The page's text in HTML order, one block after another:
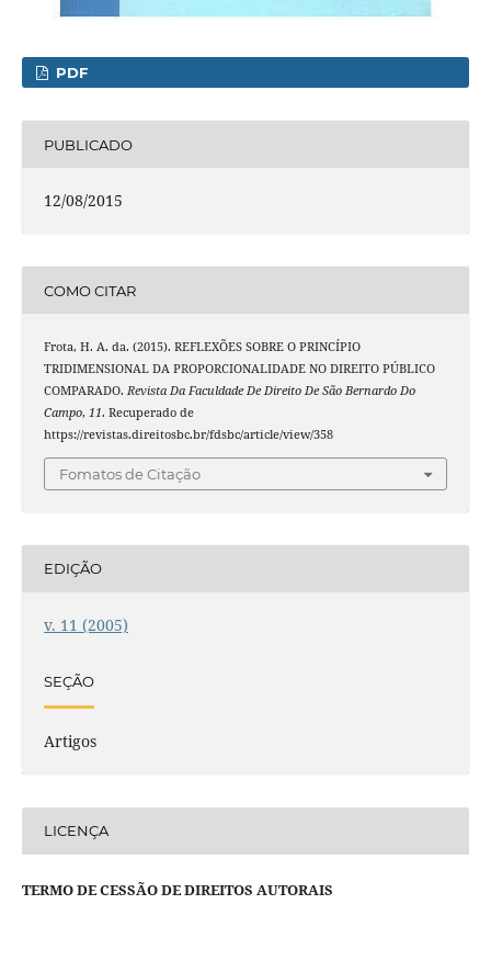
PDF
PUBLICADO
12/08/2015
COMO CITAR
Frota, H. A. da. (2015). REFLEXÕES SOBRE O PRINCÍPIO
TRIDIMENSIONAL DA PROPORCIONALIDADE NO DIREITO PÚBLICO
COMPARADO. Revista Da Faculdade De Direito De São Bernardo Do
Campo, 11. Recuperado de
https://revistas.direitosbc.br/fdsbc/article/view/358
Fomatos de Citação
EDIÇÃO
v. 11 (2005)
SEÇÃO
Artigos
LICENÇA
TERMO DE CESSÃO DE DIREITOS AUTORAIS